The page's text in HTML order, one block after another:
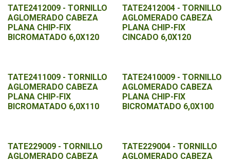
TATE2412009 - TORNILLO
AGLOMERADO CABEZA
PLANA CHIP-FIX
BICROMATADO 6,0X120
TATE2412004 - TORNILLO
AGLOMERADO CABEZA
PLANA CHIP-FIX
CINCADO 6,0X120
TATE2411009 - TORNILLO
AGLOMERADO CABEZA
PLANA CHIP-FIX
BICROMATADO 6,0X110
TATE2410009 - TORNILLO
AGLOMERADO CABEZA
PLANA CHIP-FIX
BICROMATADO 6,0X100
TATE229009 - TORNILLO
AGLOMERADO CABEZA
TATE229004 - TORNILLO
AGLOMERADO CABEZA